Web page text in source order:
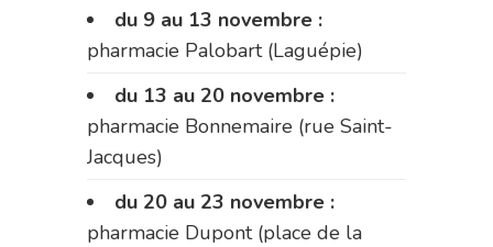
du 9 au 13 novembre :
pharmacie Palobart (Laguépie)
du 13 au 20 novembre :
pharmacie Bonnemaire (rue Saint-
Jacques)
du 20 au 23 novembre :
pharmacie Dupont (place de la